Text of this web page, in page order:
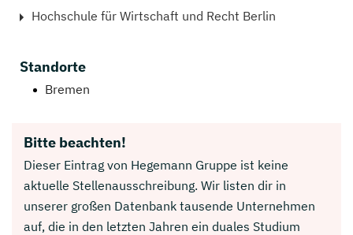
Hochschule für Wirtschaft und Recht Berlin
Standorte
Bremen
Bitte beachten!
Dieser Eintrag von Hegemann Gruppe ist keine
aktuelle Stellenausschreibung. Wir listen dir in
unserer großen Datenbank tausende Unternehmen
auf, die in den letzten Jahren ein duales Studium